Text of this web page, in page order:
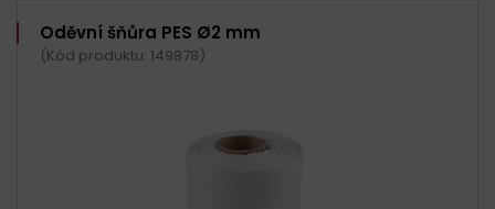
Oděvní šňůra PES Ø2 mm
(Kód produktu: 149878)